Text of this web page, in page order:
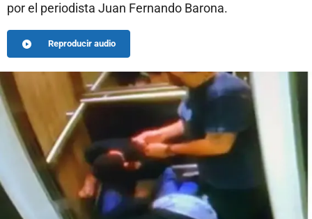
por el periodista Juan Fernando Barona.
Reproducir audio